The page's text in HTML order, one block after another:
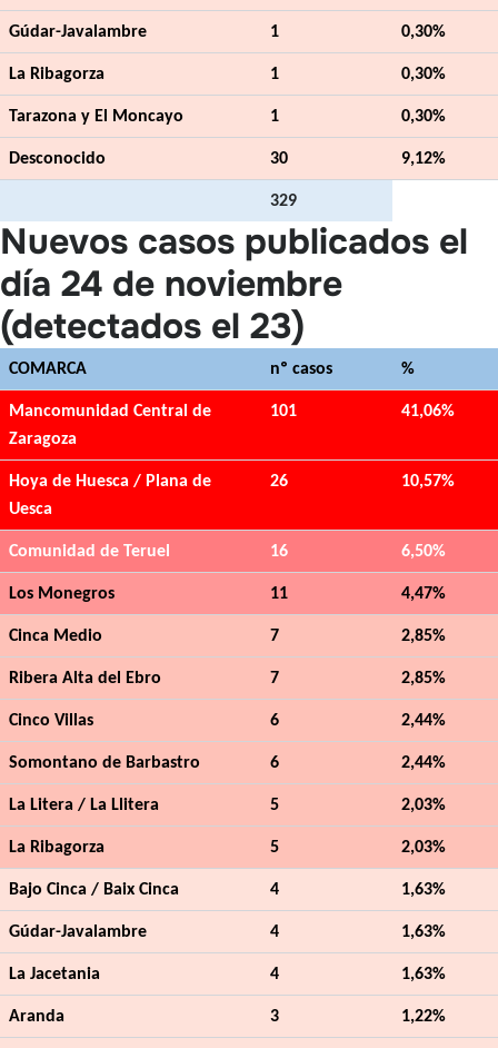
Gúdar-Javalambre 1 0,30%
La Ribagorza 1 0,30%
Tarazona y El Moncayo 1 0,30%
Desconocido 30 9,12%
329
Nuevos casos publicados el
día 24 de noviembre
(detectados el 23)
COMARCA nº casos %
Mancomunidad Central de
Zaragoza
101 41,06%
Hoya de Huesca / Plana de
Uesca
26 10,57%
Comunidad de Teruel 16 6,50%
Los Monegros 11 4,47%
Cinca Medio 7 2,85%
Ribera Alta del Ebro 7 2,85%
Cinco Villas 6 2,44%
Somontano de Barbastro 6 2,44%
La Litera / La Llitera 5 2,03%
La Ribagorza 5 2,03%
Bajo Cinca / Baix Cinca 4 1,63%
Gúdar-Javalambre 4 1,63%
La Jacetania 4 1,63%
Aranda 3 1,22%